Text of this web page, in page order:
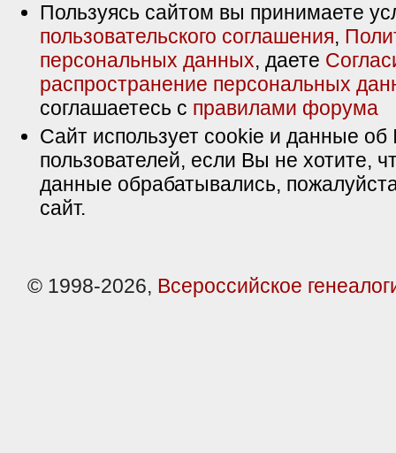
Пользуясь сайтом вы принимаете
пользовательского соглашения,
персональных данных, даете
распространение персональных
соглашаетесь с правилами форума
Сайт использует cookie и данные об
пользователей, если Вы не хотите,
данные обрабатывались,
сайт.
© 1998-2026, Всероссийское